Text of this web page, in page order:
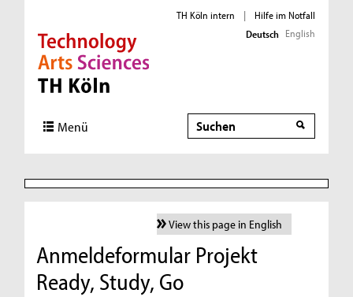
Direkt zur Hauptnavigation
Direkt zur Subnavigation
Direkt zum Inhalt
Direkt zum Fußbereich
TH Köln intern |
Hilfe im Notfall
Deutsch English
Menü Suche
View this page in English
Anmeldeformular Projekt
Ready, Study, Go